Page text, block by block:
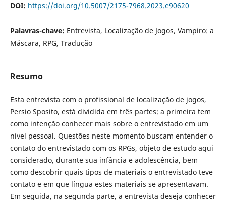
DOI: https://doi.org/10.5007/2175-7968.2023.e90620
Palavras-chave: Entrevista, Localização de Jogos, Vampiro: a
Máscara, RPG, Tradução
Resumo
Esta entrevista com o profissional de localização de jogos,
Persio Sposito, está dividida em três partes: a primeira tem
como intenção conhecer mais sobre o entrevistado em um
nível pessoal. Questões neste momento buscam entender o
contato do entrevistado com os RPGs, objeto de estudo aqui
considerado, durante sua infância e adolescência, bem
como descobrir quais tipos de materiais o entrevistado teve
contato e em que língua estes materiais se apresentavam.
Em seguida, na segunda parte, a entrevista deseja conhecer